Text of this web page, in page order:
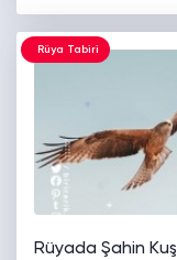
Rüya Tabiri
Rüyada Şahin